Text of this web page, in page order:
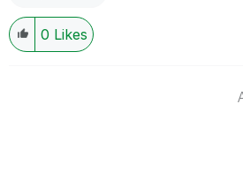
0 Likes